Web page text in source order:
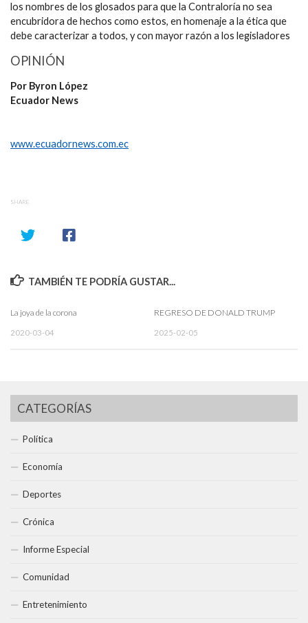
los nombres de los glosados para que la Contraloría no sea
encubridora de hechos como estos, en homenaje a la ética que
debe caracterizar a todos, y con mayor razón a los legisladores
OPINIÓN
Por Byron López
Ecuador News
www.ecuadornews.com.ec
SHARE
TAMBIÉN TE PODRÍA GUSTAR...
La joya de la corona
2020-03-04
REGRESO DE DONALD TRUMP
2025-02-05
CATEGORÍAS
Política
Economía
Deportes
Crónica
Informe Especial
Comunidad
Entretenimiento